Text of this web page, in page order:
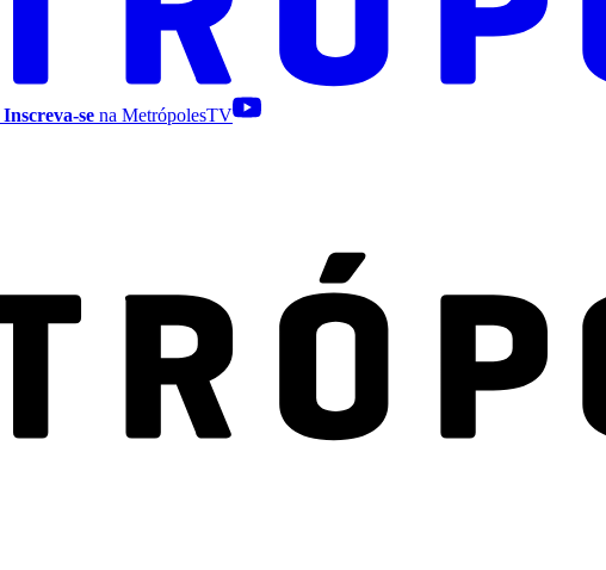
Inscreva-se na MetrópolesTV